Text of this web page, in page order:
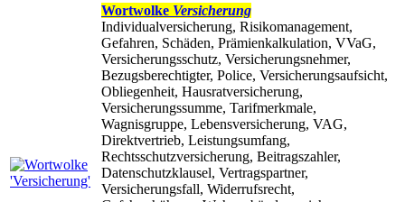
Wortwolke Versicherung
Individualversicherung, Risikomanagement,
Gefahren, Schäden, Prämienkalkulation, VVaG,
Versicherungsschutz, Versicherungsnehmer,
Bezugsberechtigter, Police, Versicherungsaufsicht,
Obliegenheit, Hausratversicherung,
Versicherungssumme, Tarifmerkmale,
Wagnisgruppe, Lebensversicherung, VAG,
Direktvertrieb, Leistungsumfang,
Rechtsschutzversicherung, Beitragszahler,
Datenschutzklausel, Vertragspartner,
Versicherungsfall, Widerrufsrecht,